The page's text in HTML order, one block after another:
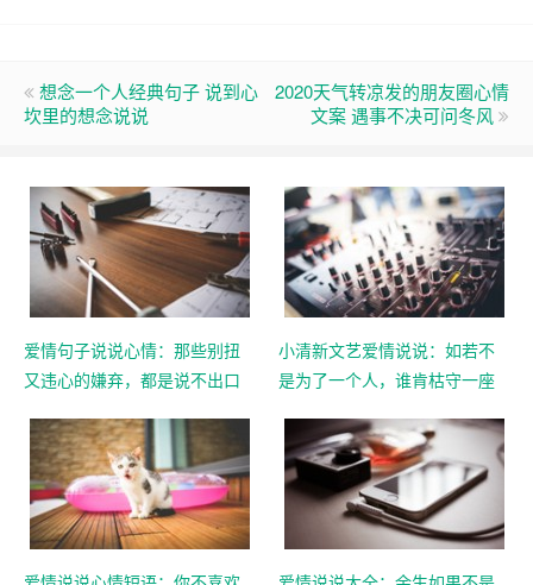
想念一个人经典句子 说到心
坎里的想念说说
2020天气转凉发的朋友圈心情
文案 遇事不决可问冬风
爱情句子说说心情：那些别扭
又违心的嫌弃，都是说不出口
小清新文艺爱情说说：如若不
是为了一个人，谁肯枯守一座